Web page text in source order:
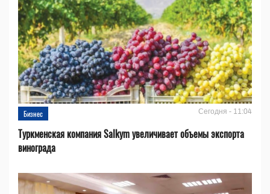
Бизнес Сегодня - 11:04
Туркменская компания Salkym увеличивает объемы экспорта
винограда